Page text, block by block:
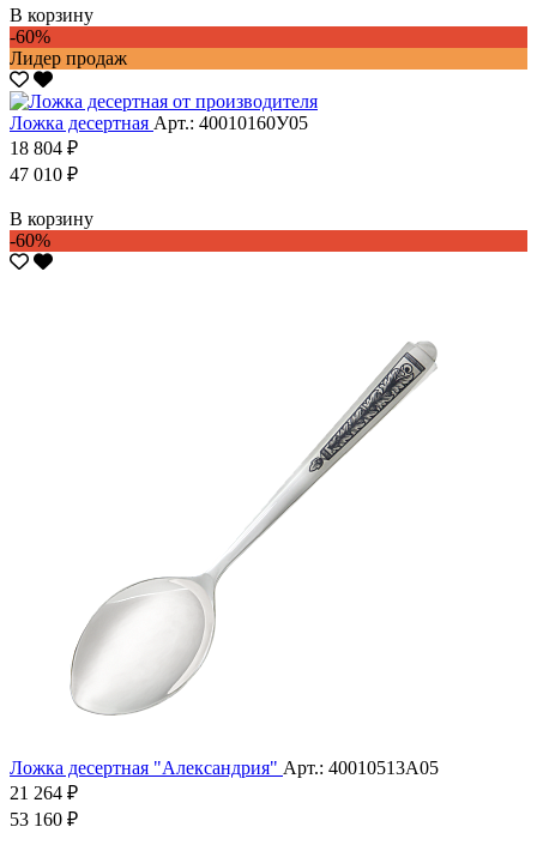
В корзину
-60%
Лидер продаж
Ложка десертная Арт.: 40010160У05
18 804 ₽
47 010 ₽
В корзину
-60%
Ложка десертная "Александрия" Арт.: 40010513А05
21 264 ₽
53 160 ₽